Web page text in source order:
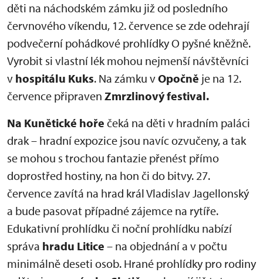
děti na náchodském zámku již od posledního
červnového víkendu, 12. července se zde odehrají
podvečerní pohádkové prohlídky O pyšné kněžně.
Vyrobit si vlastní lék mohou nejmenší návštěvníci
v hospitálu Kuks. Na zámku vOpočně je na 12.
července připraven Zmrzlinový festival.
Na Kunětické hoře čeká na děti v hradním paláci
drak – hradní expozice jsou navíc ozvučeny, a tak
se mohou s trochou fantazie přenést přímo
doprostřed hostiny, na hon či do bitvy. 27.
července zavítá na hrad král Vladislav Jagellonský
a bude pasovat případné zájemce na rytíře.
Edukativní prohlídku či noční prohlídku nabízí
správa hradu Litice – na objednání a v počtu
minimálně deseti osob. Hrané prohlídky pro rodiny